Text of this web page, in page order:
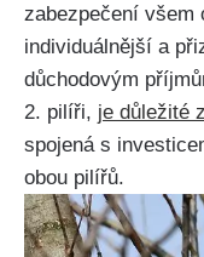
zabezpečení všem
individuálnější a
důchodovým
2. pilíři, je důležité
spojená s
obou pilířů.